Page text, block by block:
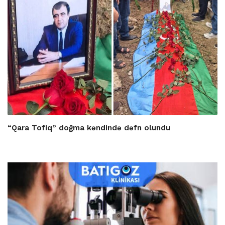
“Qara Tofiq” doğma kəndində dəfn olundu